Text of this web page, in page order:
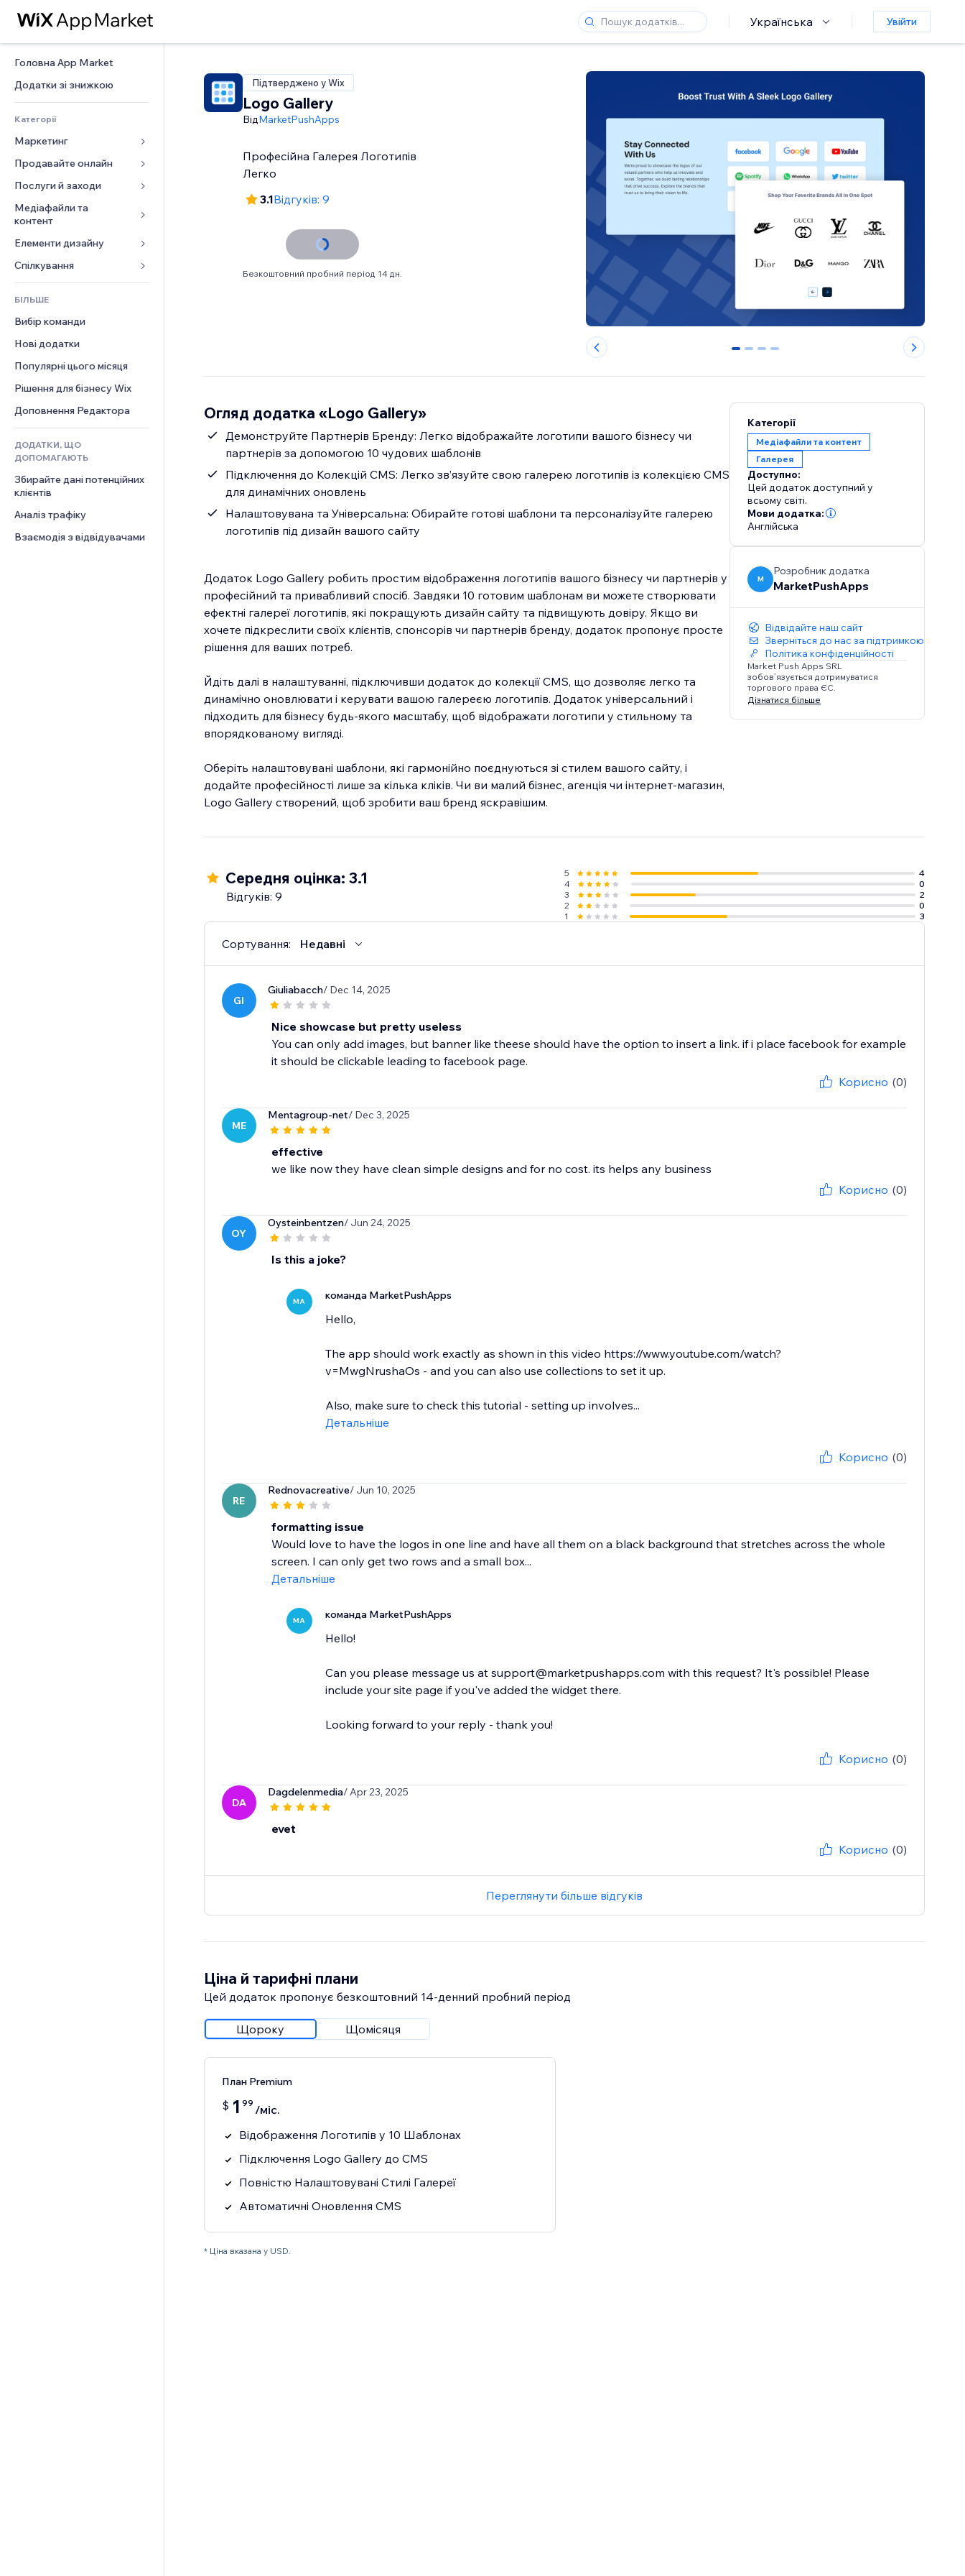
Українська Увійти
Головна App Market
Додатки зі знижкою
Категорії
Маркетинг
Реклама
Мобільний
Аналітика
Соцмережі
SEO
Залучення
Розміщення сайту
Ел. пошта
Конверсія
Продавайте онлайн
Додатки для магазинів
Надсилання та доставка
Кнопки продажу
Онлайн‑курси
Друк на замовлення
Бухгалтерський облік
Купони й лояльність
Рішення для складів
Дропшипінг
Тарифні плани й підписки
Краудфандинг
Їжа та напої
Послуги й заходи
Готелі
Заходи
Ресторани
Нерухомість
Медіафайли та
контент
Галерея
Музика
Подкасти
Фотографія
Відео
PDF
Обмін файлами
Новини
Елементи дизайну
Карти й навігація
Конфіденційність і безпека
Годинник
Шаблони сторінок
Ефекти зображення
Кнопки та меню
Банери та бейджі
Калькулятори
Пошук
Погода
Графіки й таблиці
Форми
Опитування
Чат
Коментарі
Телефон
Спільнота
Відгуки
CRM
БІЛЬШЕ
Вибір команди
Нові додатки
Популярні цього місяця
Рішення для бізнесу Wix
Доповнення Редактора
ДОДАТКИ, ЩО
ДОПОМАГАЮТЬ
Збирайте дані потенційних
клієнтів
Аналіз трафіку
Взаємодія з відвідувачами
Підтверджено у Wix
Logo Gallery
ВідMarketPushApps
Професійна Галерея Логотипів
Легко
3.1Відгуків: 9
Безкоштовний пробний період 14 дн.
0 1 2 3
Огляд додатка «Logo Gallery»
Демонструйте Партнерів Бренду: Легко відображайте логотипи вашого бізнесу чи
партнерів за допомогою 10 чудових шаблонів
Підключення до Колекцій CMS: Легко зв’язуйте свою галерею логотипів із колекцією CMS
для динамічних оновлень
Налаштовувана та Універсальна: Обирайте готові шаблони та персоналізуйте галерею
логотипів під дизайн вашого сайту
Додаток Logo Gallery робить простим відображення логотипів вашого бізнесу чи партнерів у
професійний та привабливий спосіб. Завдяки 10 готовим шаблонам ви можете створювати
ефектні галереї логотипів, які покращують дизайн сайту та підвищують довіру. Якщо ви
хочете підкреслити своїх клієнтів, спонсорів чи партнерів бренду, додаток пропонує просте
рішення для ваших потреб.
Йдіть далі в налаштуванні, підключивши додаток до колекції CMS, що дозволяє легко та
динамічно оновлювати і керувати вашою галереєю логотипів. Додаток універсальний і
підходить для бізнесу будь-якого масштабу, щоб відображати логотипи у стильному та
впорядкованому вигляді.
Оберіть налаштовувані шаблони, які гармонійно поєднуються зі стилем вашого сайту, і
додайте професійності лише за кілька кліків. Чи ви малий бізнес, агенція чи інтернет-магазин,
Logo Gallery створений, щоб зробити ваш бренд яскравішим.
Категорії
Медіафайли та контент
Галерея
Доступно:
Цей додаток доступний у
всьому світі.
Мови додатка:
Англійська
M
Розробник додатка
MarketPushApps
Відвідайте наш сайт
Зверніться до нас за підтримкою
Політика конфіденційності
Market Push Apps SRL
зобов’язується дотримуватися
торгового права ЄС.
Дізнатися більше
Середня оцінка: 3.1
Відгуків: 9
5
4
4
0
3
2
2
0
1
3
Сортування: Недавні
GI
Giuliabacch/ Dec 14, 2025
Nice showcase but pretty useless
You can only add images, but banner like theese should have the option to insert a link. if i place facebook for example
it should be clickable leading to facebook page.
Корисно (0)
ME
Mentagroup-net/ Dec 3, 2025
effective
we like now they have clean simple designs and for no cost. its helps any business
Корисно (0)
OY
Oysteinbentzen/ Jun 24, 2025
Is this a joke?
MA команда MarketPushApps
Hello,
The app should work exactly as shown in this video https://www.youtube.com/watch?
v=MwgNrushaOs - and you can also use collections to set it up.
Also, make sure to check this tutorial - setting up involves...
Детальніше
Корисно (0)
RE
Rednovacreative/ Jun 10, 2025
formatting issue
Would love to have the logos in one line and have all them on a black background that stretches across the whole
screen. I can only get two rows and a small box...
Детальніше
MA команда MarketPushApps
Hello!
Can you please message us at support@marketpushapps.com with this request? It's possible! Please
include your site page if you've added the widget there.
Looking forward to your reply - thank you!
Корисно (0)
DA
Dagdelenmedia/ Apr 23, 2025
evet
Корисно (0)
Переглянути більше відгуків
Ціна й тарифні плани
Цей додаток пропонує безкоштовний 14‑денний пробний період
Щороку Щомісяця
План Premium
$ 1 99 /міс.
Відображення Логотипів у 10 Шаблонах
Підключення Logo Gallery до CMS
Повністю Налаштовувані Стилі Галереї
Автоматичні Оновлення CMS
* Ціна вказана у USD.